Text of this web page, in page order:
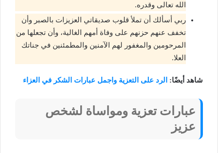
الله تعالى وقدره.
ربي أسألك أن تملأ قلوب صديقاتي العزيزات بالصبر وأن
تخفف عنهم حزنهم على وفاة أمهم الغالية، وأن تجعلها من
المرحومين والمغفور لهم الآمنين والمطمئنين في جناتك
العلا.
شاهد أيضًا: الرد على التعزية واجمل عبارات الشكر في العزاء
عبارات تعزية ومواساة لشخص
عزيز